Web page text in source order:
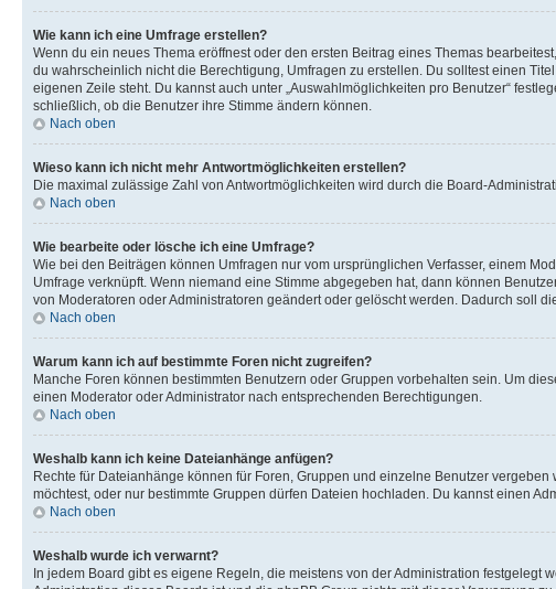
Wie kann ich eine Umfrage erstellen?
Wenn du ein neues Thema eröffnest oder den ersten Beitrag eines Themas
du wahrscheinlich nicht die Berechtigung, Umfragen zu erstellen. Du solltest einen
eigenen Zeile steht. Du kannst auch unter „Auswahlmöglichkeiten pro Benutzer“
schließlich, ob die Benutzer ihre Stimme ändern können.
Nach oben
Wieso kann ich nicht mehr Antwortmöglichkeiten erstellen?
Die maximal zulässige Zahl von Antwortmöglichkeiten wird durch die Board-
Nach oben
Wie bearbeite oder lösche ich eine Umfrage?
Wie bei den Beiträgen können Umfragen nur vom ursprünglichen Verfasser, einem
Umfrage verknüpft. Wenn niemand eine Stimme abgegeben hat, dann können
von Moderatoren oder Administratoren geändert oder gelöscht werden. Dadurch soll
Nach oben
Warum kann ich auf bestimmte Foren nicht zugreifen?
Manche Foren können bestimmten Benutzern oder Gruppen vorbehalten sein. Um
einen Moderator oder Administrator nach entsprechenden Berechtigungen.
Nach oben
Weshalb kann ich keine Dateianhänge anfügen?
Rechte für Dateianhänge können für Foren, Gruppen und einzelne Benutzer
möchtest, oder nur bestimmte Gruppen dürfen Dateien hochladen. Du kannst einen
Nach oben
Weshalb wurde ich verwarnt?
In jedem Board gibt es eigene Regeln, die meistens von der Administration